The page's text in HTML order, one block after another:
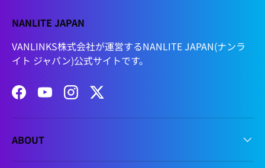
NANLITE JAPAN
VANLINKS株式会社が運営するNANLITE JAPAN(ナンラ
イト ジャパン)公式サイトです。
FacebookYouTubeInstagramTwitter
ABOUT